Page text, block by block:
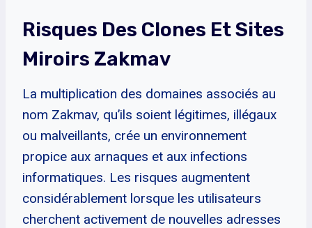
Risques Des Clones Et Sites
Miroirs Zakmav
La multiplication des domaines associés au
nom Zakmav, qu’ils soient légitimes, illégaux
ou malveillants, crée un environnement
propice aux arnaques et aux infections
informatiques. Les risques augmentent
considérablement lorsque les utilisateurs
cherchent activement de nouvelles adresses